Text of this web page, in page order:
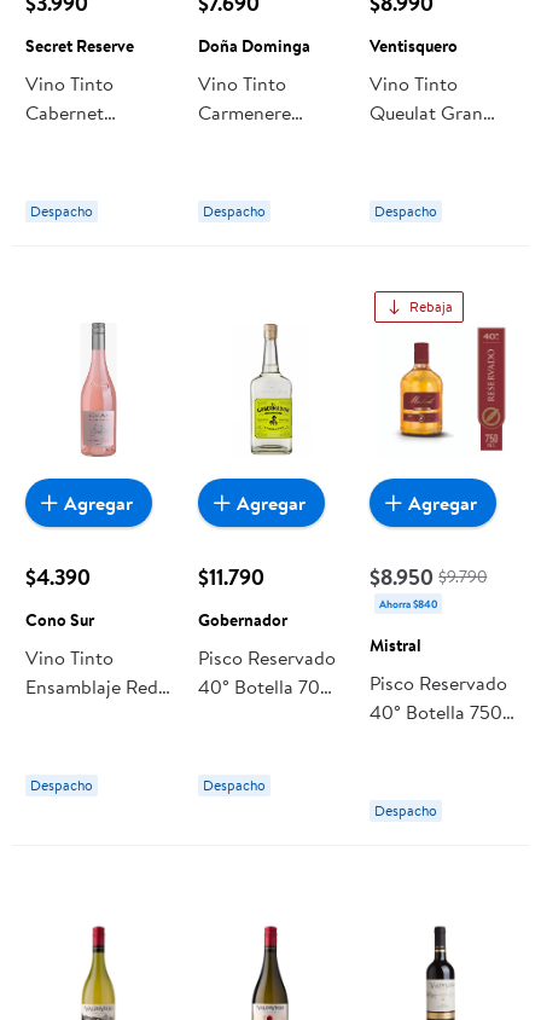
Secret Reserve
Vino Tinto
Cabernet
Botella 750 cc
Secret Reserve
Despacho
Doña Dominga
Vino Tinto
Carmenere
Doña Dominga
Despacho
Ventisquero
Vino Tinto
Queulat Gran
Ventisquero
Despacho
$4.390
Cono Sur
Vino Tinto
Ensamblaje Red
ml Cono Sur
Despacho
Agregar
$11.790
Gobernador
Pisco Reservado
40° Botella 700
Despacho
Agregar
Rebaja
$8.950 $9.790
Ahorra $840
Mistral
Pisco Reservado
40° Botella 750
Despacho
Agregar